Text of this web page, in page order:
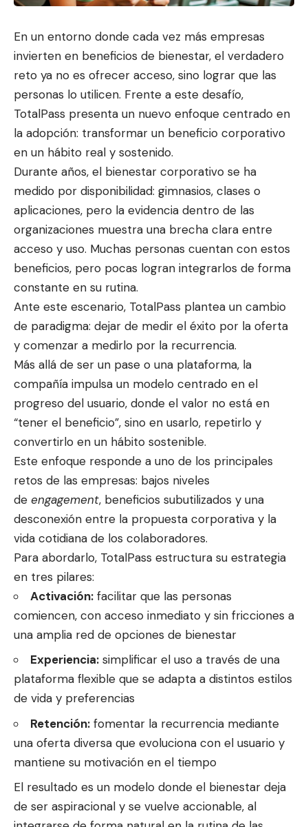
En un entorno donde cada vez más empresas
invierten en beneficios de bienestar, el verdadero
reto ya no es ofrecer acceso, sino lograr que las
personas lo utilicen. Frente a este desafío,
TotalPass presenta un nuevo enfoque centrado en
la adopción: transformar un beneficio corporativo
en un hábito real y sostenido.
Durante años, el bienestar corporativo se ha
medido por disponibilidad: gimnasios, clases o
aplicaciones, pero la evidencia dentro de las
organizaciones muestra una brecha clara entre
acceso y uso. Muchas personas cuentan con estos
beneficios, pero pocas logran integrarlos de forma
constante en su rutina.
Ante este escenario, TotalPass plantea un cambio
de paradigma: dejar de medir el éxito por la oferta
y comenzar a medirlo por la recurrencia.
Más allá de ser un pase o una plataforma, la
compañía impulsa un modelo centrado en el
progreso del usuario, donde el valor no está en
“tener el beneficio”, sino en usarlo, repetirlo y
convertirlo en un hábito sostenible.
Este enfoque responde a uno de los principales
retos de las empresas: bajos niveles
de engagement, beneficios subutilizados y una
desconexión entre la propuesta corporativa y la
vida cotidiana de los colaboradores.
Para abordarlo, TotalPass estructura su estrategia
en tres pilares:
Activación: facilitar que las personas
comiencen, con acceso inmediato y sin fricciones a
una amplia red de opciones de bienestar ​
Experiencia: simplificar el uso a través de una
plataforma flexible que se adapta a distintos estilos
de vida y preferencias ​
Retención: fomentar la recurrencia mediante
una oferta diversa que evoluciona con el usuario y
mantiene su motivación en el tiempo ​
El resultado es un modelo donde el bienestar deja
de ser aspiracional y se vuelve accionable, al